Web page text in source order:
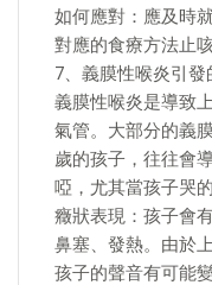
如何應對：應及時
對應的食療方法止咳
7、義膜性喉炎引發
義膜性喉炎是導致
氣管。大部分的義
歲的孩子，往往會
啞，尤其當孩子哭
癥狀表現：孩子會
鼻塞、發熱。由於
孩子的聲音有可能